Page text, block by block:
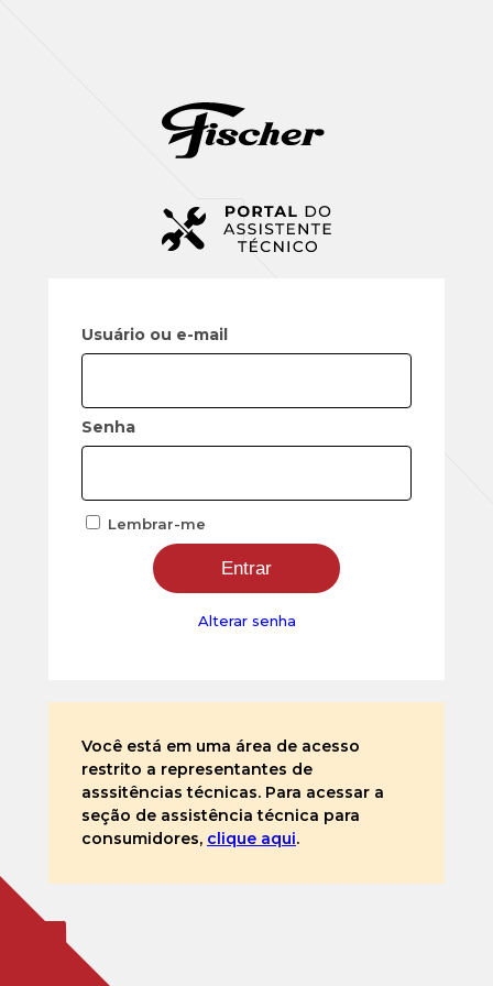
Usuário ou e-mail
Senha
Lembrar-me
Alterar senha
Você está em uma área de acesso
restrito a representantes de
asssitências técnicas. Para acessar a
seção de assistência técnica para
consumidores, clique aqui.